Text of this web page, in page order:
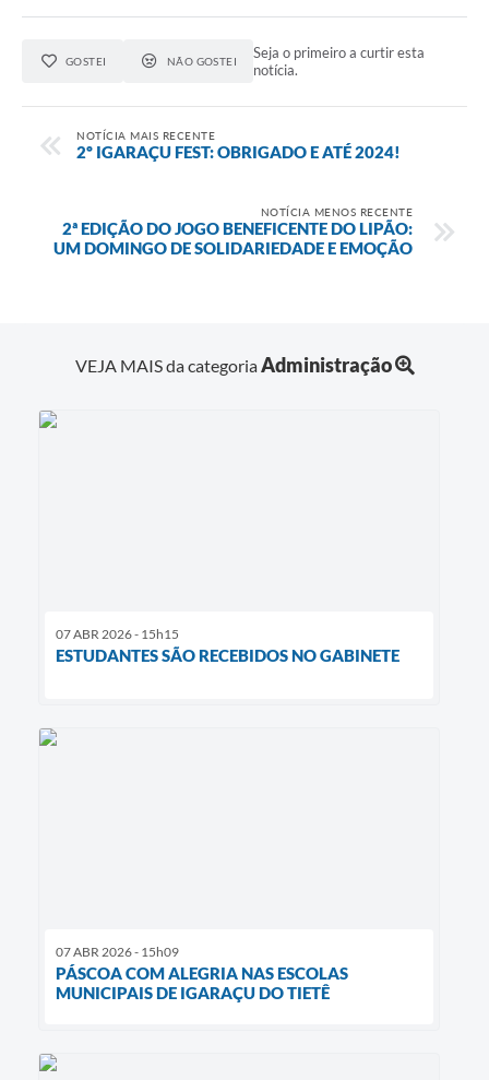
GOSTEI NÃO GOSTEI
Seja o primeiro a curtir esta
notícia.
NOTÍCIA MAIS RECENTE
2º IGARAÇU FEST: OBRIGADO E ATÉ 2024!
NOTÍCIA MENOS RECENTE
2ª EDIÇÃO DO JOGO BENEFICENTE DO LIPÃO:
UM DOMINGO DE SOLIDARIEDADE E EMOÇÃO
VEJA MAIS da categoriaAdministração
07 ABR 2026 - 15h15
ESTUDANTES SÃO RECEBIDOS NO GABINETE
07 ABR 2026 - 15h09
PÁSCOA COM ALEGRIA NAS ESCOLAS
MUNICIPAIS DE IGARAÇU DO TIETÊ